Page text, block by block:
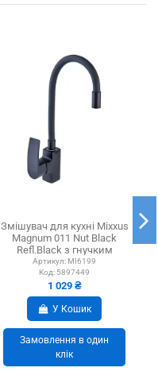
Змішувач для кухні Mixxus
Magnum 011 Nut Black
Refl.Black з гнучким
виливом
Артикул: MI6199
Код: 5897449
1 029 ₴
У Кошик
Замовлення в один
клік